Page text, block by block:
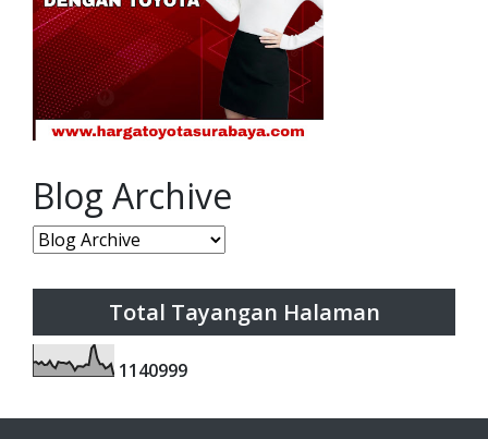
Blog Archive
Total Tayangan Halaman
1140999